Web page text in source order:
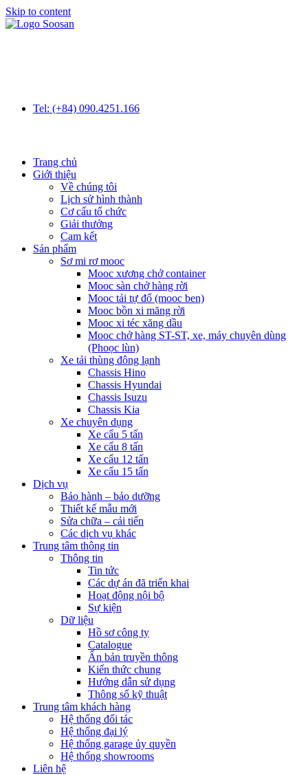
Skip to content
Tel: (+84) 090.4251.166
Trang chủ
Giới thiệu
Về chúng tôi
Lịch sử hình thành
Cơ cấu tổ chức
Giải thưởng
Cam kết
Sản phẩm
Sơ mi rơ mooc
Mooc xương chở container
Mooc sàn chở hàng rời
Mooc tải tự đổ (mooc ben)
Mooc bồn xi măng rời
Mooc xi téc xăng dầu
Mooc chở hàng ST-ST, xe, máy chuyên dùng
(Phoọc lùn)
Xe tải thùng đông lạnh
Chassis Hino
Chassis Hyundai
Chassis Isuzu
Chassis Kia
Xe chuyên dụng
Xe cẩu 5 tấn
Xe cẩu 8 tấn
Xe cẩu 12 tấn
Xe cẩu 15 tấn
Dịch vụ
Bảo hành – bảo dưỡng
Thiết kế mẫu mới
Sửa chữa – cải tiến
Các dịch vụ khác
Trung tâm thông tin
Thông tin
Tin tức
Các dự án đã triển khai
Hoạt động nội bộ
Sự kiện
Dữ liệu
Hồ sơ công ty
Catalogue
Ấn bản truyền thông
Kiến thức chung
Hướng dẫn sử dụng
Thông số kỹ thuật
Trung tâm khách hàng
Hệ thống đối tác
Hệ thống đại lý
Hệ thống garage ủy quyền
Hệ thống showrooms
Liên hệ